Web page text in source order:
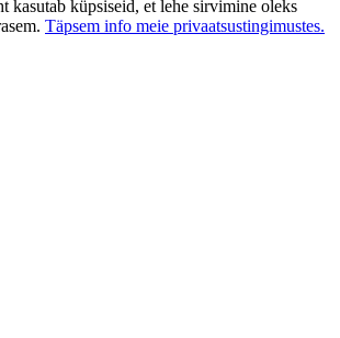
kasutab küpsiseid, et lehe sirvimine oleks
Täpsem info meie privaatsustingimustes.